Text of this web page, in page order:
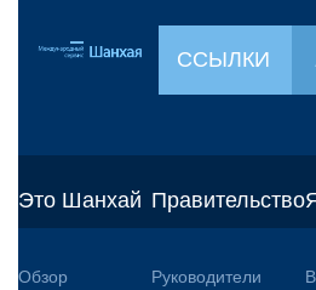
ССЫЛКИ
Это Шанхай
Обзор
Правительство
Руководители